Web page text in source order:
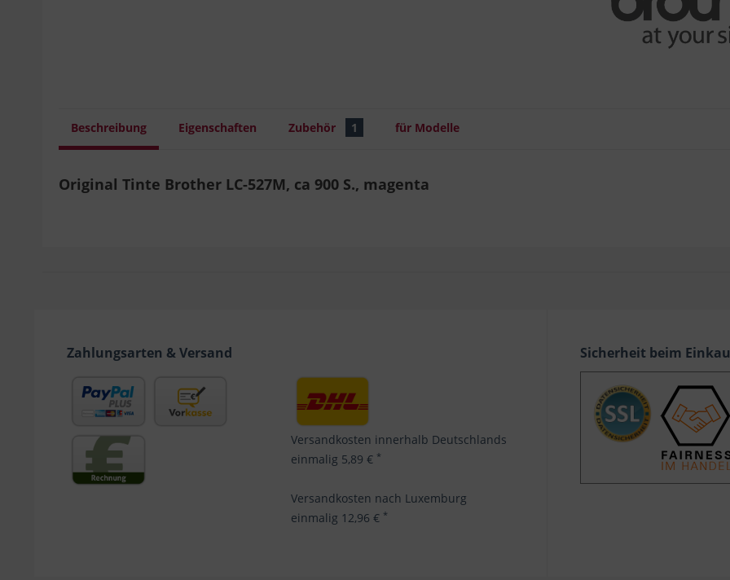
Beschreibung Eigenschaften Zubehör 1 für Modelle
Original Tinte Brother LC-527M, ca 900 S., magenta
Zahlungsarten & Versand
Versandkosten innerhalb Deutschlands
einmalig 5,89 € *
Versandkosten nach Luxemburg
einmalig 12,96 € *
Sicherheit beim